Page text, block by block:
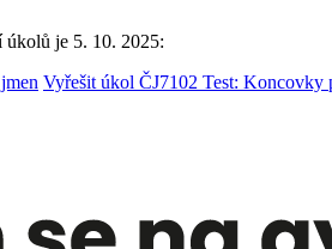
je 5. 10. 2025:
Vyřešit úkol ČJ7102 Test: Koncovky